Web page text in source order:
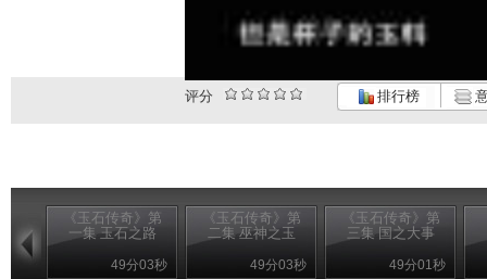
评分 排行榜
《玉石传奇》第
一集 玉石之路
49分03秒
《玉石传奇》第
二集 巫神之玉
49分03秒
《玉石传奇》第
三集 国之大事
49分01秒